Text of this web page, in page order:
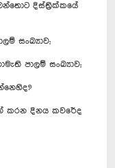
දිස්ත්‍රික්කයේ
සංඛ්‍යාව;
පාලම් සංඛ්‍යාව;
කරන දිනය කවරේද